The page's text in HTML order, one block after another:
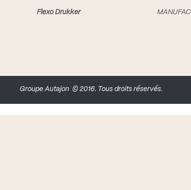
Flexo Drukker
Groupe Autajon © 2016. Tous droits réservés.